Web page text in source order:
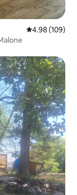
Ukadiriaji wa
4.98 (109)